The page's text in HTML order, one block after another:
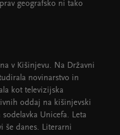
geografsko ni tako
v Kišinjevu. Na Državni
novinarstvo in
kot televizijska
oddaj na kišinjevski
Unicefa. Leta
še danes. Literarni